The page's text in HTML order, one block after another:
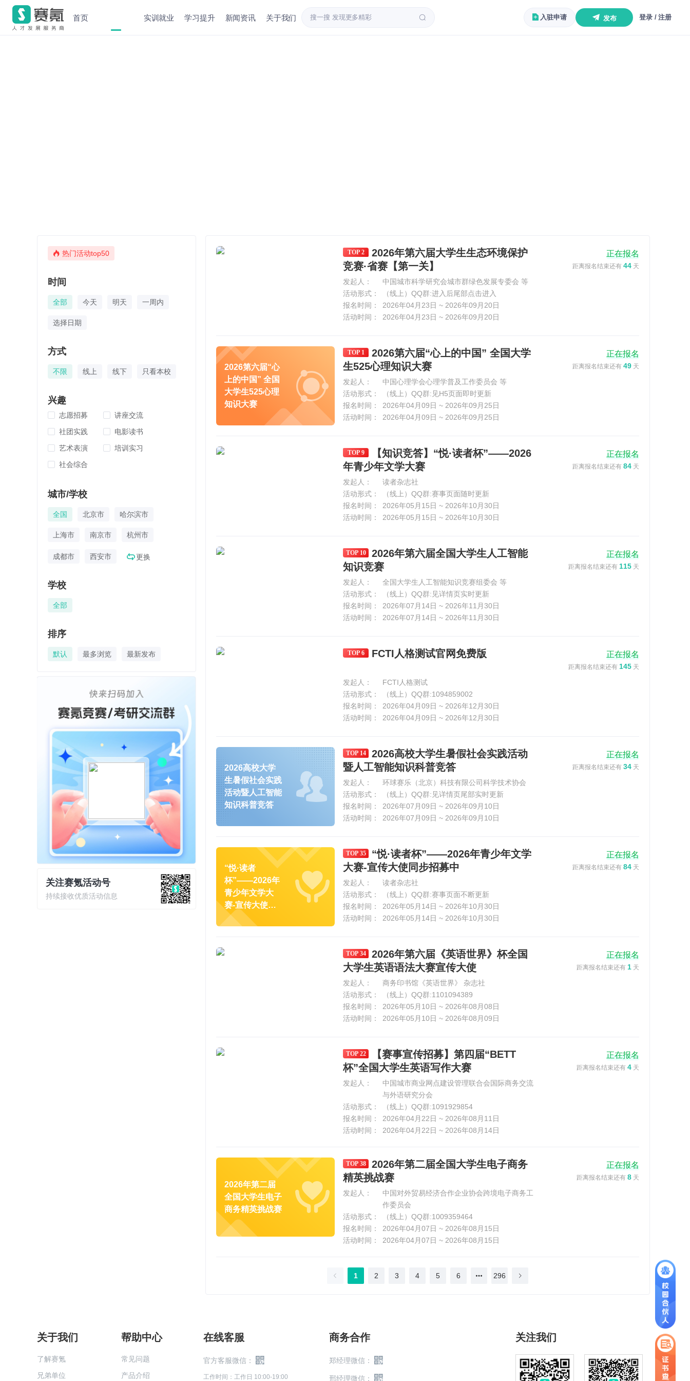
首页 实训就业 学习提升 新闻资讯 关于我们 入驻申请 发布 登录 / 注册
热门活动top50
时间
全部 今天 明天 一周内
选择日期
方式
不限 线上 线下 只看本校
兴趣
志愿招募
讲座交流
社团实践
电影读书
艺术表演
培训实习
社会综合
城市/学校
全国 北京市 哈尔滨市
上海市 南京市 杭州市
成都市 西安市 更换
学校
全部
排序
默认 最多浏览 最新发布
关注赛氪活动号
持续接收优质活动信息
TOP 2
2026年第六届大学生生态环境保护
竞赛·省赛【第一关】
发起人：
中国城市科学研究会城市群绿色发展专委会 等
活动形式：
（线上）QQ群:进入后尾部点击进入
报名时间：
2026年04月23日 ~ 2026年09月20日
活动时间：
2026年04月23日 ~ 2026年09月20日
正在报名
距离报名结束还有 44 天
2026第六届“心
上的中国” 全国
大学生525心理
知识大赛
TOP 1
2026第六届“心上的中国” 全国大学
生525心理知识大赛
发起人：
中国心理学会心理学普及工作委员会 等
活动形式：
（线上）QQ群:见H5页面即时更新
报名时间：
2026年04月09日 ~ 2026年09月25日
活动时间：
2026年04月09日 ~ 2026年09月25日
正在报名
距离报名结束还有 49 天
TOP 9
【知识竞答】“悦·读者杯”——2026
年青少年文学大赛
发起人：
读者杂志社
活动形式：
（线上）QQ群:赛事页面随时更新
报名时间：
2026年05月15日 ~ 2026年10月30日
活动时间：
2026年05月15日 ~ 2026年10月30日
正在报名
距离报名结束还有 84 天
TOP 10
2026年第六届全国大学生人工智能
知识竞赛
发起人：
全国大学生人工智能知识竞赛组委会 等
活动形式：
（线上）QQ群:见详情页实时更新
报名时间：
2026年07月14日 ~ 2026年11月30日
活动时间：
2026年07月14日 ~ 2026年11月30日
正在报名
距离报名结束还有 115 天
TOP 6 FCTI人格测试官网免费版
发起人：
FCTI人格测试
活动形式：
（线上）QQ群:1094859002
报名时间：
2026年04月09日 ~ 2026年12月30日
活动时间：
2026年04月09日 ~ 2026年12月30日
正在报名
距离报名结束还有 145 天
2026高校大学
生暑假社会实践
活动暨人工智能
知识科普竞答
TOP 14
2026高校大学生暑假社会实践活动
暨人工智能知识科普竞答
发起人：
环球赛乐（北京）科技有限公司科学技术协会
活动形式：
（线上）QQ群:见详情页尾部实时更新
报名时间：
2026年07月09日 ~ 2026年09月10日
活动时间：
2026年07月09日 ~ 2026年09月10日
正在报名
距离报名结束还有 34 天
“悦·读者
杯”——2026年
青少年文学大
赛-宣传大使同
步招募中
TOP 35
“悦·读者杯”——2026年青少年文学
大赛-宣传大使同步招募中
发起人：
读者杂志社
活动形式：
（线上）QQ群:赛事页面不断更新
报名时间：
2026年05月14日 ~ 2026年10月30日
活动时间：
2026年05月14日 ~ 2026年10月30日
正在报名
距离报名结束还有 84 天
TOP 34
2026年第六届《英语世界》杯全国
大学生英语语法大赛宣传大使
发起人：
商务印书馆《英语世界》 杂志社
活动形式：
（线上）QQ群:1101094389
报名时间：
2026年05月10日 ~ 2026年08月08日
活动时间：
2026年05月10日 ~ 2026年08月09日
正在报名
距离报名结束还有 1 天
TOP 22
【赛事宣传招募】第四届“BETT
杯”全国大学生英语写作大赛
发起人：
中国城市商业网点建设管理联合会国际商务交流
与外语研究分会
活动形式：
（线上）QQ群:1091929854
报名时间：
2026年04月22日 ~ 2026年08月11日
活动时间：
2026年04月22日 ~ 2026年08月14日
正在报名
距离报名结束还有 4 天
2026年第二届
全国大学生电子
商务精英挑战赛
TOP 38
2026年第二届全国大学生电子商务
精英挑战赛
发起人：
中国对外贸易经济合作企业协会跨境电子商务工
作委员会
活动形式：
（线上）QQ群:1009359464
报名时间：
2026年04月07日 ~ 2026年08月15日
活动时间：
2026年04月07日 ~ 2026年08月15日
正在报名
距离报名结束还有 8 天
1 2 3 4 5 6 296
关于我们
了解赛氪
兄弟单位
帮助中心
常见问题
产品介绍
在线客服
官方客服微信：
工作时间：工作日 10:00-19:00
商务合作
郑经理微信：
邢经理微信：
关注我们